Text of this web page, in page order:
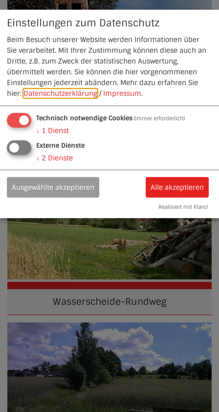
Jägersteig-Rundweg
Wasserscheide-Rundweg
Einstellungen zum Datenschutz
Beim Besuch unserer Website werden Informationen über
Sie verarbeitet. Mit Ihrer Zustimmung können diese auch an
Dritte, z.B. zum Zweck der statistischen Auswertung,
übermittelt werden. Sie können die hier vorgenommenen
Einstellungen jederzeit abändern. Mehr dazu erfahren Sie
hier: Datenschutzerklärung / Impressum.
Technisch notwendige Cookies(immer erforderlich)
↓ 1 Dienst
Externe Dienste
↓ 2 Dienste
Ausgewählte akzeptieren Alle akzeptieren
Realisiert mit Klaro!